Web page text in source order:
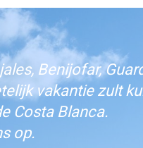
Benijofar,
vakantie zult
Costa Blanca.
op.